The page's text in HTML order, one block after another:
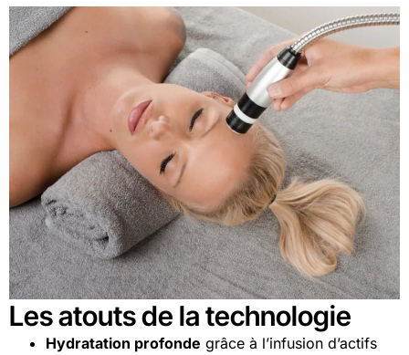
Les atouts de la technologie
Hydratation profonde grâce à l’infusion d’actifs